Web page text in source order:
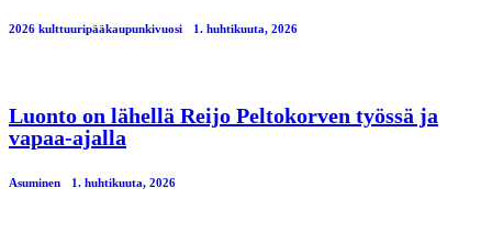
2026 kulttuuripääkaupunkivuosi 1. huhtikuuta, 2026
Luonto on lähellä Reijo Peltokorven työssä ja
vapaa-ajalla
Asuminen 1. huhtikuuta, 2026